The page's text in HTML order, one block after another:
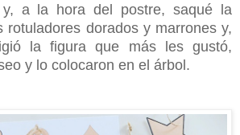
a la hora del postre, saqué la
rotuladores dorados y marrones y,
la figura que más les gustó,
y lo colocaron en el árbol.